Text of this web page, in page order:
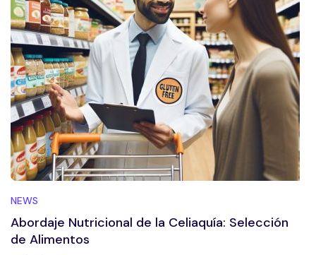
NEWS
Abordaje Nutricional de la Celiaquía: Selección
de Alimentos